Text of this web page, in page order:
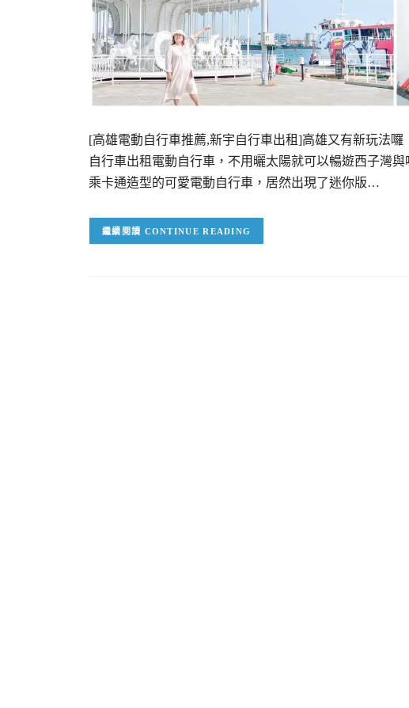
[高雄電動自行車推薦,新宇自行車出租]高雄又有新玩法
自行車出租電動自行車，不用曬太陽就可以暢遊西子灣
乘卡通造型的可愛電動自行車，居然出現了迷你版…
CONTINUE READING